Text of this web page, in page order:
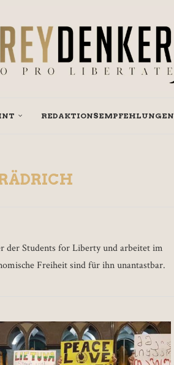
REDAKTIONSEMPFEHLUNGEN
der Students for Liberty und arbeitet im
Freiheit sind für ihn unantastbar.